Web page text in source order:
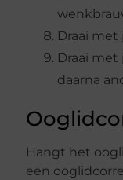
Draai
Draai met
daarna
Hangt het
een